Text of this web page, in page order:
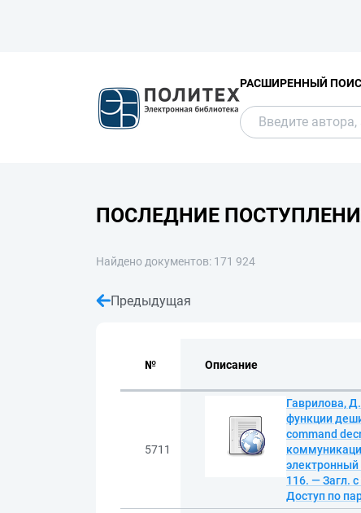
РАСШИРЕННЫЙ
ПОСЛЕДНИЕ
Найдено документов: 171 924
Предыдущая
№ Описание
5711
Гаврилова,
функции
command
116. — Загл.
Доступ по